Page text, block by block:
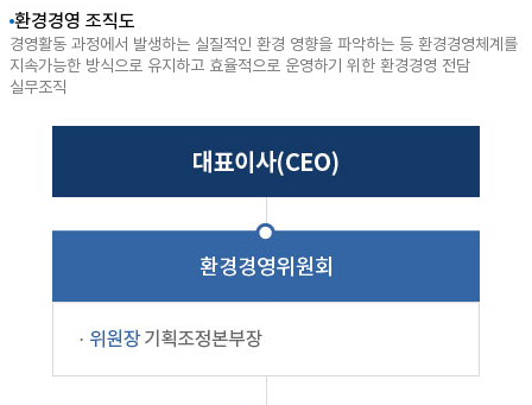
환경경영 조직도
경영활동 과정에서 발생하는 실질적인 환경 영향을 파악하는 등 환경경영체계를
지속가능한 방식으로 유지하고 효율적으로 운영하기 위한 환경경영 전담
실무조직